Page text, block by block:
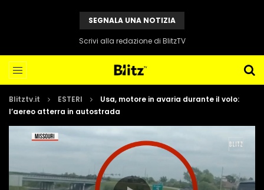
SEGNALA UNA NOTIZIA
Scrivi alla redazione di BlitzTV
Blitztv.it ESTERI
Usa, motore in avaria durante il volo:
l’aereo atterra in autostrada